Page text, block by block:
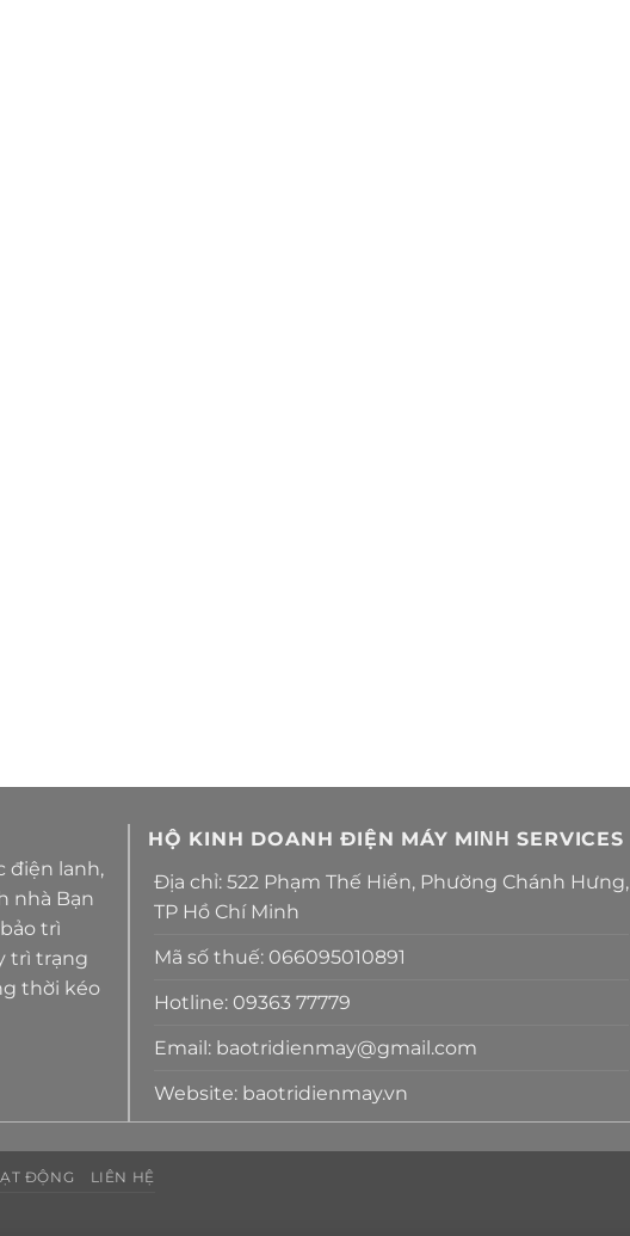
điện lanh,
nhà Bạn
trì
trì trạng
thời kéo
HỘ KINH DOANH ĐIỆN MÁY MΙΝΗ SERVICES
Địa chỉ: 522 Phạm Thế Hiển, Phường Chánh Hưng,
TP Hồ Chí Minh
Mã số thuế: 066095010891
Hotline: 09363 77779
Email: baotridienmay@gmail.com
Website: baotridienmay.vn
ĐỘNG LIÊN HỆ